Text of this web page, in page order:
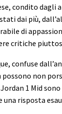
condito dagli
dai più,
di
critiche
confuse
non
1 Mid
una risposta